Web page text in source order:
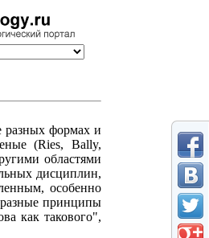
разных формах и
(Ries, Bally,
областями
дисциплин,
особенно
разные принципы
как такового",